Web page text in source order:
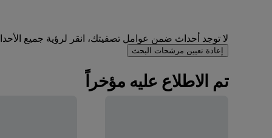
لا توجد أحداث ضمن عوامل تصفيتك، انقر لرؤية جميع
إعادة تعيين مرشحات البحث
تم الاطلاع عليه مؤخراً